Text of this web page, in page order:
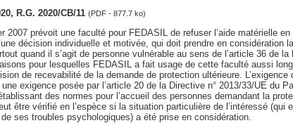
R.G. 2020/CB/11 (PDF - 877.7 ko)
2007 prévoit une faculté pour FEDASIL de refuser l’aide matérielle
décision individuelle et motivée, qui doit prendre en considération
quand il s’agit de personne vulnérable au sens de l’article 36 de
pour lesquelles FEDASIL a fait usage de cette faculté aussi
de recevabilité de la demande de protection ultérieure.
exigence posée par l’article 20 de la Directive n° 2013/33/UE du
des normes pour l’accueil des personnes demandant la
être vérifié en l’espèce si la situation particulière de l’intéressé (qui
ses troubles psychologiques) a été prise en considération.